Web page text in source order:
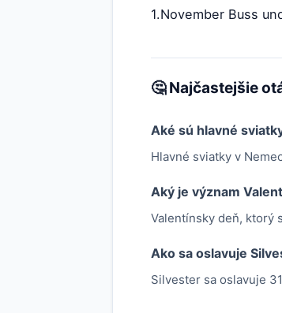
1.November Buss
🤔 Najčastejšie
Aké sú hlavné
Hlavné sviatky v
Aký je význam
Valentínsky deň, ktorý
Ako sa oslavuje
Silvester sa oslavuje